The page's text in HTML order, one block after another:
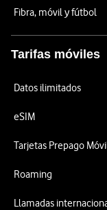
Fibra, móvil y fútbol
Tarifas móviles
Datos ilimitados
eSIM
Tarjetas Prepago
Roaming
Llamadas